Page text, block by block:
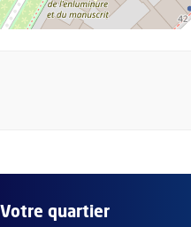
Votre quartier